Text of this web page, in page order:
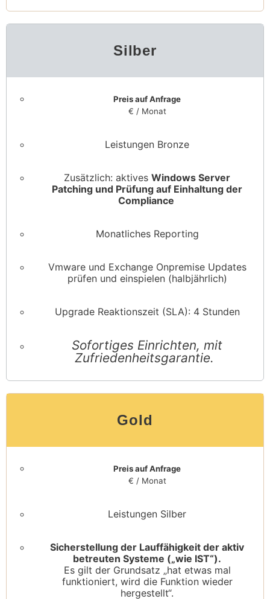
Silber
Preis auf Anfrage
€ / Monat
Leistungen Bronze
Zusätzlich: aktives Windows Server
Patching und Prüfung auf Einhaltung der
Compliance
Monatliches Reporting
Vmware und Exchange Onpremise Updates
prüfen und einspielen (halbjährlich)
Upgrade Reaktionszeit (SLA): 4 Stunden
Sofortiges Einrichten, mit
Zufriedenheitsgarantie.
Gold
Preis auf Anfrage
€ / Monat
Leistungen Silber
Sicherstellung der Lauffähigkeit der aktiv
betreuten Systeme („wie IST“).
Es gilt der Grundsatz „hat etwas mal
funktioniert, wird die Funktion wieder
hergestellt“.